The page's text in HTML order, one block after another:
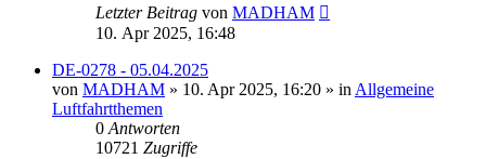
Letzter Beitrag von MADHAM
10. Apr 2025, 16:48
DE-0278 - 05.04.2025
von MADHAM » 10. Apr 2025, 16:20 » in Allgemeine
Luftfahrtthemen
0 Antworten
10721 Zugriffe